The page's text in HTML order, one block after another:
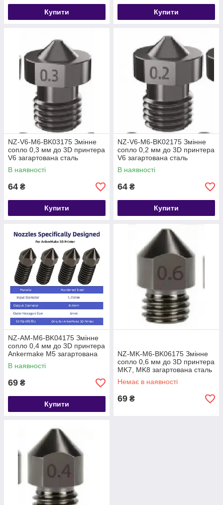
Купити Купити
NZ-V6-M6-BK03175 Змінне
сопло 0,3 мм до 3D принтера
V6 загартована сталь
В наявності
64 ₴
Купити
NZ-V6-M6-BK02175 Змінне
сопло 0,2 мм до 3D принтера
V6 загартована сталь
В наявності
64 ₴
Купити
NZ-AM-M6-BK04175 Змінне
сопло 0,4 мм до 3D принтера
Ankermake M5 загартована
сталь
В наявності
69 ₴
Купити
NZ-MK-M6-BK06175 Змінне
сопло 0,6 мм до 3D принтера
MK7, MK8 загартована сталь
Немає в наявності
69 ₴